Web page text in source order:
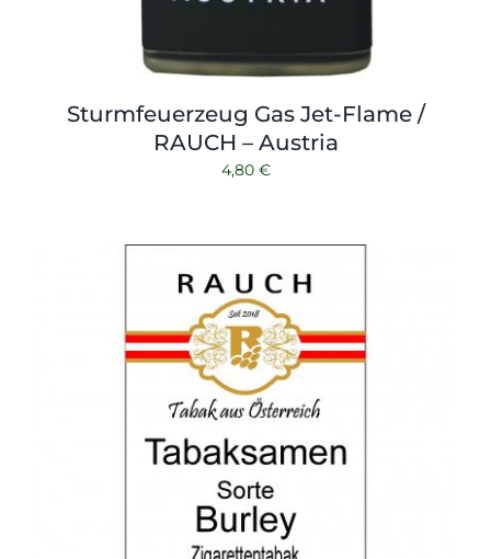
Sturmfeuerzeug Gas Jet-Flame /
RAUCH – Austria
4,80 €